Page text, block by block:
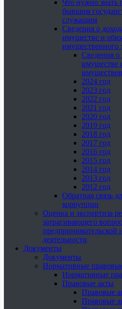
Что нужно знать
бывшим
служащим
Сведения о
имуществе и
имущественного
Сведения о
имуществе
2024 год
2023 год
2022 год
2021 год
2020 год
2019 год
2018 год
2017 год
2016 год
2015 год
2014 год
2013 год
2012 год
Обратная связь
коррупции
Оценка и экспертиза
затрагивающего
предпринимательской
деятельности
Документы
Документы
Нормативные
Нормативные
Правовые акты
Правовые
Правовые